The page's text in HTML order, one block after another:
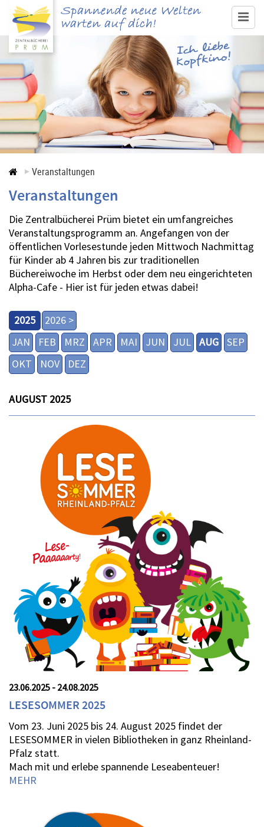
www.buecherei-pruem.de
Medienangebot & Recherche
Ausleihe
Service
Veranstaltungen
Kontakt
Veranstaltungen
Veranstaltungen
Die Zentralbücherei Prüm bietet ein umfangreiches
Veranstaltungsprogramm an. Angefangen von der
öffentlichen Vorlesestunde jeden Mittwoch Nachmittag
für Kinder ab 4 Jahren bis zur traditionellen
Büchereiwoche im Herbst oder dem neu eingerichteten
Alpha-Cafe - Hier ist für jeden etwas dabei!
2025
2026 >
JAN
FEB MRZ APR MAI JUN JUL AUG
SEP
OKT
NOV DEZ
AUGUST 2025
23.06.2025 - 24.08.2025
LESESOMMER 2025
Vom 23. Juni 2025 bis 24. August 2025 findet der
LESESOMMER in vielen Bibliotheken in ganz Rheinland-
Pfalz statt.
Mach mit und erlebe spannende Leseabenteuer!
MEHR